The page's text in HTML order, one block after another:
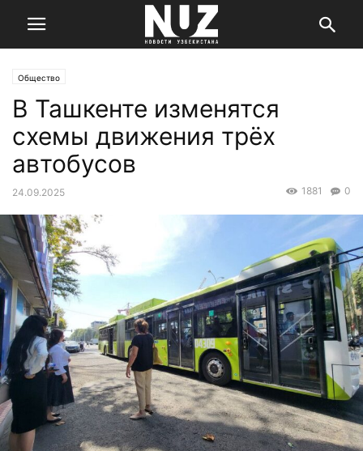
Общество
В Ташкенте изменятся
схемы движения трёх
автобусов
24.09.2025 0
1881